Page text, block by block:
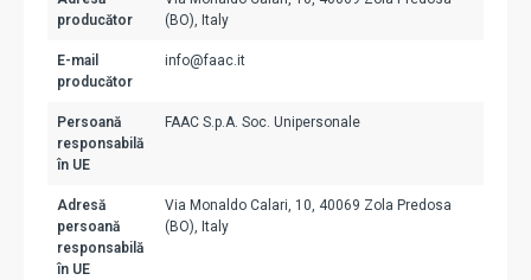
producător
(BO), Italy
E-mail
producător
info@faac.it
Persoană
responsabilă
în UE
FAAC S.p.A. Soc. Unipersonale
Adresă
persoană
responsabilă
în UE
Via Monaldo Calari, 10, 40069 Zola Predosa
(BO), Italy